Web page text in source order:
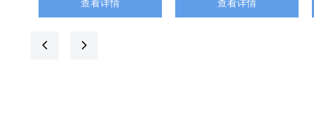
查看详情 查看详情
넳 넲